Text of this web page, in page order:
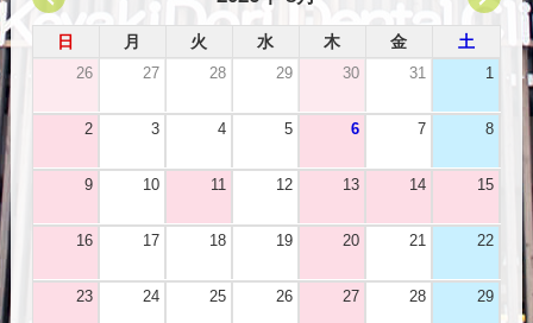
日 月 火 水 木 金 土
26 27 28 29 30 31 1
2 3 4 5 6 7 8
9 10 11 12 13 14 15
16 17 18 19 20 21 22
23 24 25 26 27 28 29